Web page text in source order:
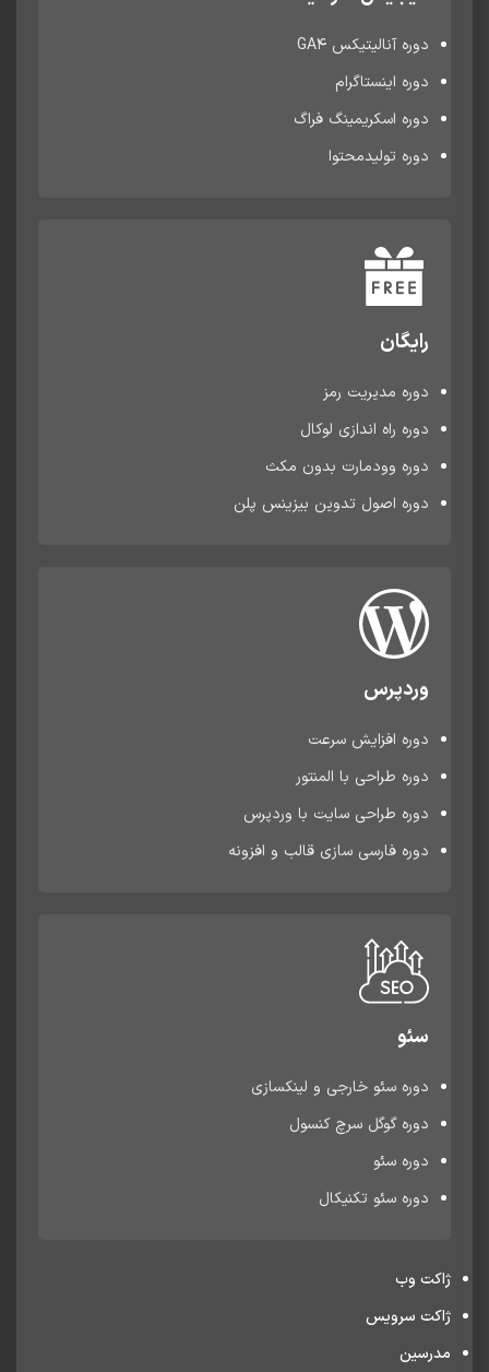
دوره آنالیتیکس GA4
دوره اینستاگرام
دوره اسکریمینگ فراگ
دوره تولیدمحتوا
رایگان
دوره مدیریت رمز
دوره راه اندازی لوکال
دوره وودمارت بدون مکث
دوره اصول تدوین بیزینس پلن
وردپرس
دوره افزایش سرعت
دوره طراحی با المنتور
دوره طراحی سایت با وردپرس
دوره فارسی سازی قالب و افزونه
سئو
دوره سئو خارجی و لینکسازی
دوره گوگل سرچ کنسول
دوره سئو
دوره سئو تکنیکال
ژاکت وب
ژاکت سرویس
مدرسین